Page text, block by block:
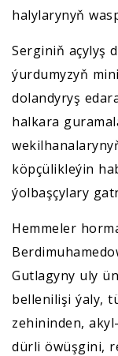
halylarynyň
Serginiň açylyş
ýurdumyzyň
dolandyryş
halkara
köpçülikleýin
ýolbaşçylary
Hemmeler
Gutlagyny uly
bellenilişi ýaly,
zehininden,
dürli öwüşgini,